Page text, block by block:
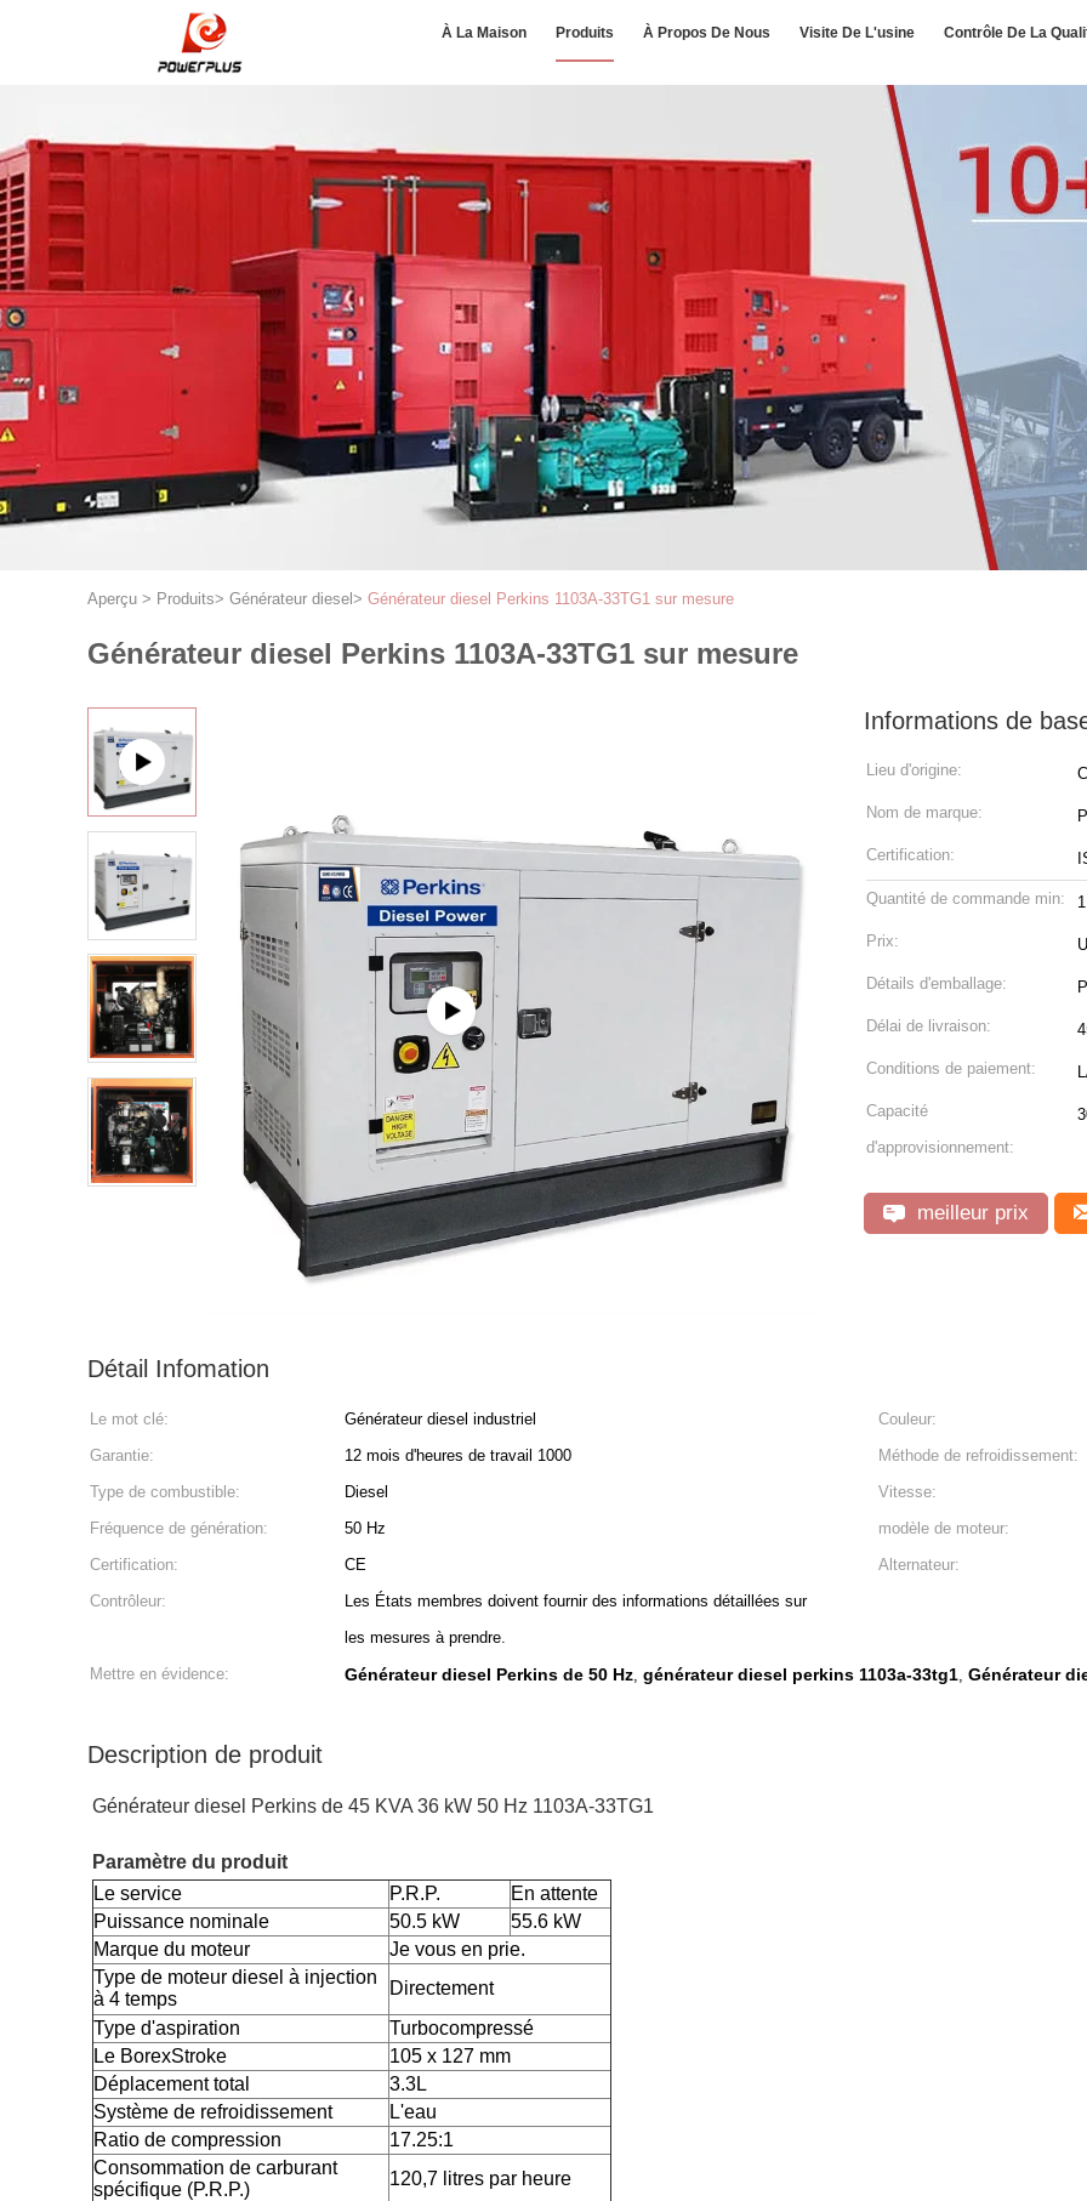
À La Maison Produits À Propos De Nous Visite De L'usine Contrôle De La
Aperçu > Produits> Générateur diesel > Générateur diesel Perkins 1103A-33TG1 sur mesure
Générateur diesel Perkins 1103A-33TG1 sur mesure
Informations de
Lieu d'origine:
Nom de marque:
Certification:
Quantité de commande min:
Prix:
Détails d'emballage:
Délai de livraison:
Conditions de paiement:
Capacité
d'approvisionnement:
meilleur prix
Détail Infomation
Le mot clé: Générateur diesel industriel
Couleur:
Garantie:
12 mois d'heures de travail 1000
Méthode de refroidissement:
Type de combustible:
Diesel
Vitesse:
Fréquence de génération:
50 Hz
modèle de moteur:
Certification:
CE
Alternateur:
Contrôleur:
Les États membres doivent fournir des informations détaillées sur
les mesures à prendre.
Mettre en évidence:
Générateur diesel Perkins de 50 Hz, générateur diesel perkins 1103a-33tg1, Générateur
Description de produit
Générateur diesel Perkins de 45 KVA 36 kW 50 Hz 1103A-33TG1
Paramètre du produit
Le service
P.R.P.
En attente
Puissance nominale
50.5 kW
55.6 kW
Marque du moteur
Je vous en prie.
Type de moteur diesel à injection
à 4 temps
Directement
Type d'aspiration
Turbocompressé
Le BorexStroke
105 x 127 mm
Déplacement total
3.3L
Système de refroidissement
L'eau
Ratio de compression
17.25:1
Consommation de carburant
spécifique (P.R.P.)
120,7 litres par heure